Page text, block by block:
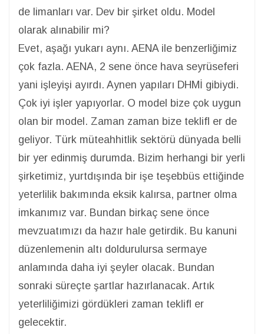
de limanları var. Dev bir şirket oldu. Model
olarak alınabilir mi?
Evet, aşağı yukarı aynı. AENA ile benzerliğimiz
çok fazla. AENA, 2 sene önce hava seyrüseferi
yani işleyişi ayırdı. Aynen yapıları DHMİ gibiydi.
Çok iyi işler yapıyorlar. O model bize çok uygun
olan bir model. Zaman zaman bize teklifl er de
geliyor. Türk müteahhitlik sektörü dünyada belli
bir yer edinmiş durumda. Bizim herhangi bir yerli
şirketimiz, yurtdışında bir işe teşebbüs ettiğinde
yeterlilik bakımında eksik kalırsa, partner olma
imkanımız var. Bundan birkaç sene önce
mevzuatımızı da hazır hale getirdik. Bu kanuni
düzenlemenin altı doldurulursa sermaye
anlamında daha iyi şeyler olacak. Bundan
sonraki süreçte şartlar hazırlanacak. Artık
yeterliliğimizi gördükleri zaman teklifl er
gelecektir.